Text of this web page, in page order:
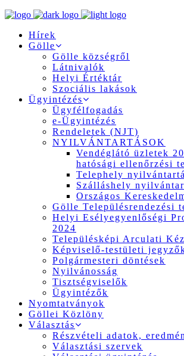
Hírek
Gölle
Gölle községről
Látnivalók
Helyi Értéktár
Szociális lakások
Ügyintézés
Ügyfélfogadás
e-Ügyintézés
Rendeletek (NJT)
NYILVÁNTARTÁSOK
Vendéglátó üzletek
hatósági ellenőrzési
Telephely
Szálláshely
Országos
Gölle Településrendezési
Helyi Esélyegyenlőségi
2024
Településképi Arculati
Képviselő-testületi
Polgármesteri döntések
Nyilvánosság
Tisztségviselők
Ügyintézők
Nyomtatványok
Göllei Közlöny
Választás
Részvételi adatok,
Választási szervek